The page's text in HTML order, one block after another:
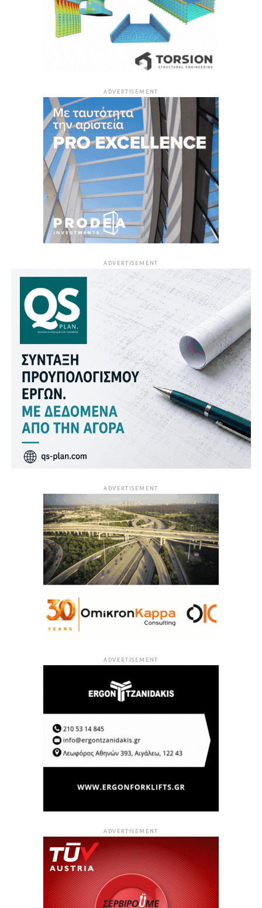
ADVERTISEMENT
ADVERTISEMENT
ADVERTISEMENT
ADVERTISEMENT
ADVERTISEMENT